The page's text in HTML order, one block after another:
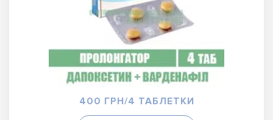
400 ГРН/4 ТАБЛЕТКИ